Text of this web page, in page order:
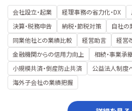
会社設立・起業 経理事務の省力化・DX
決算・税務申告
納税・節税対策 自社の
同業他社との業績比較
経営助言
経営
金融機関からの信用力向上
相続・事業承
小規模共済・倒産防止共済
公益法人制度
海外子会社の業績把握